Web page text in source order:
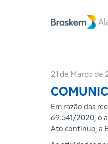
21 de Março de
Em razão das
69.541/2020, o
Ato contínuo, a